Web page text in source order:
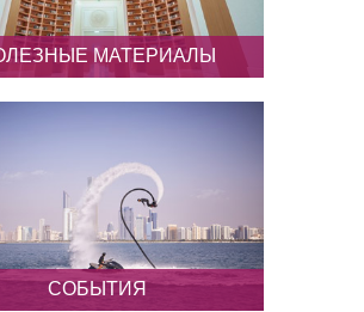
МАТЕРИАЛЫ
в продаже туров в Абу-
Даби
СОБЫТИЯ